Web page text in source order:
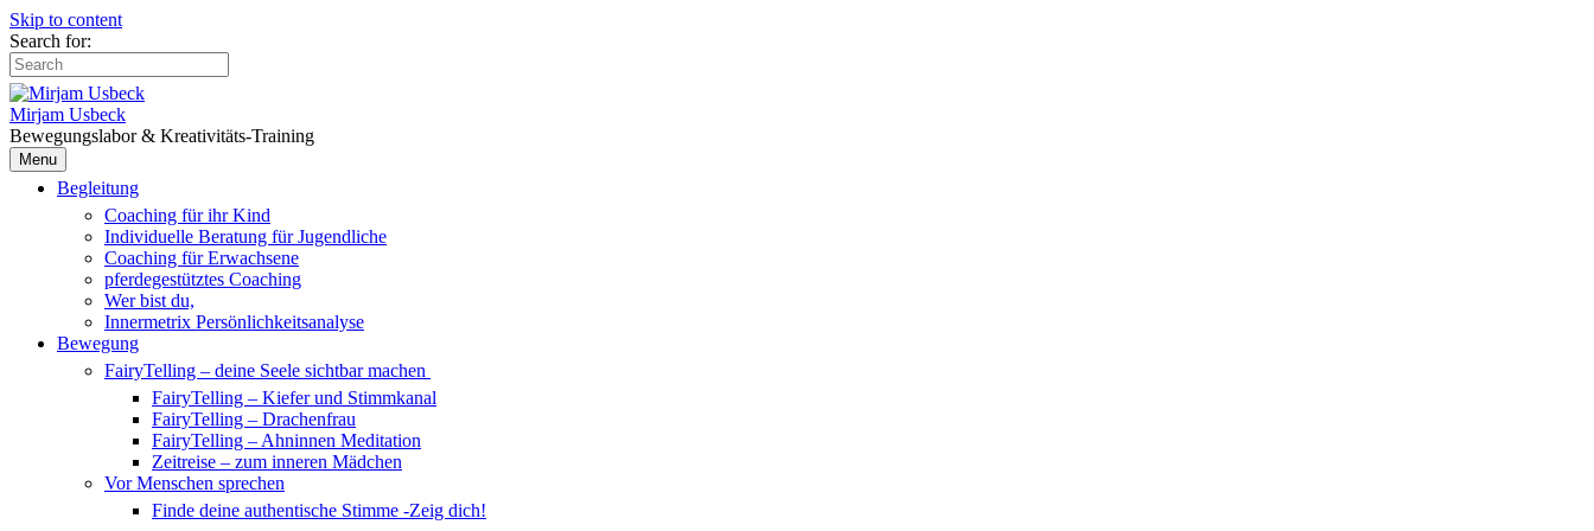
Skip to content
Search for:
Mirjam Usbeck
Bewegungslabor & Kreativitäts-Training
Menu
Begleitung
Coaching für ihr Kind
Individuelle Beratung für Jugendliche
Coaching für Erwachsene
pferdegestütztes Coaching
Wer bist du,
Innermetrix Persönlichkeitsanalyse
Bewegung
FairyTelling – deine Seele sichtbar machen
FairyTelling – Kiefer und Stimmkanal
FairyTelling – Drachenfrau
FairyTelling – Ahninnen Meditation
Zeitreise – zum inneren Mädchen
Vor Menschen sprechen
Finde deine authentische Stimme -Zeig dich!